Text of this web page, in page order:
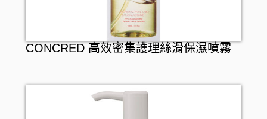
CONCRED 高效密集護理絲滑保濕噴霧